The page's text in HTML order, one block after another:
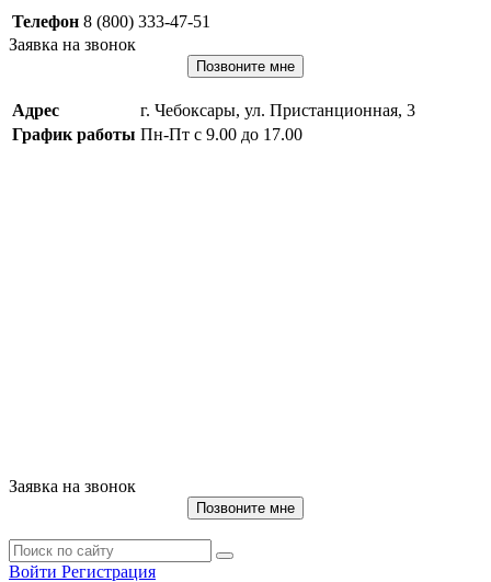
Телефон 8 (800) 333-47-51
Заявка на звонок
Позвоните мне
Адрес
г. Чебоксары, ул. Пристанционная, 3
График работы Пн-Пт с 9.00 до 17.00
Заявка на звонок
Позвоните мне
Войти Регистрация